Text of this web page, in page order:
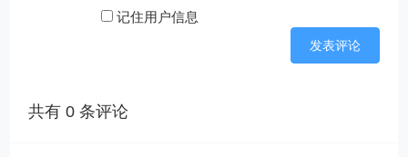
记住用户信息
共有0 条评论